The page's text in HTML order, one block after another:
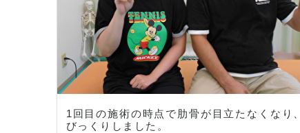
1回目の施術の時点で肋骨が目立たなくなり、
びっくりしました。